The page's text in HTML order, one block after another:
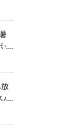
ッ
パ